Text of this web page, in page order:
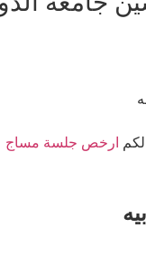
ارخص جلسة مساج